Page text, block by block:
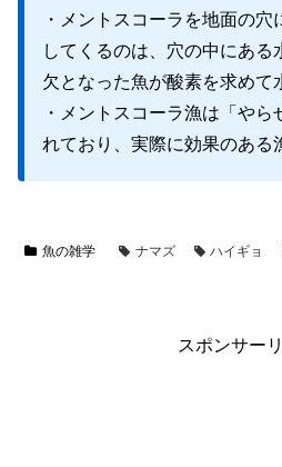
・メントスコーラを地面の
してくるのは、穴の中にある
欠となった魚が酸素を求めて
・メントスコーラ漁は「や
れており、実際に効果のある
魚の雑学 ナマズ ハイギョ
スポンサー